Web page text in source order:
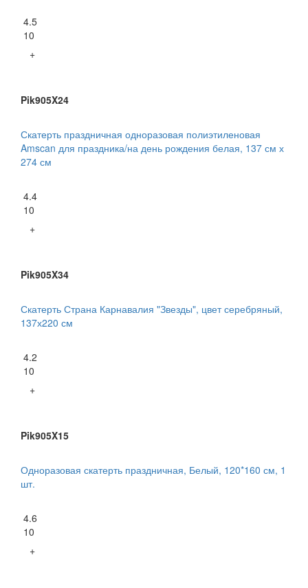
4.5
10
+
Pik905X24
Скатерть праздничная одноразовая полиэтиленовая
Amscan для праздника/на день рождения белая, 137 см х
274 см
4.4
10
+
Pik905X34
Скатерть Страна Карнавалия "Звезды", цвет серебряный,
137х220 см
4.2
10
+
Pik905X15
Одноразовая скатерть праздничная, Белый, 120*160 см, 1
шт.
4.6
10
+